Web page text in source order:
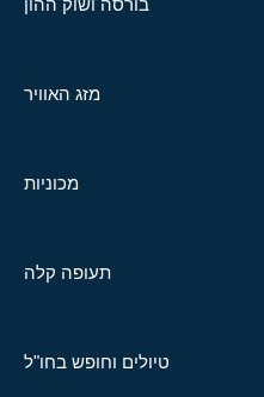
בורסה ושוק ההון
מזג האוויר
מכוניות
תעופה קלה
טיולים וחופש בחו"ל